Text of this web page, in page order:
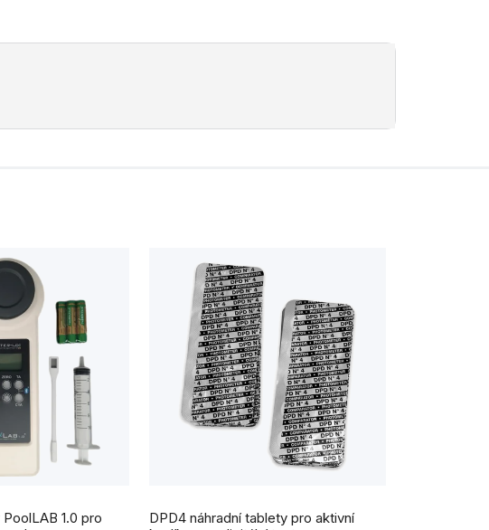
1.0 pro
DPD4 náhradní tablety pro aktivní